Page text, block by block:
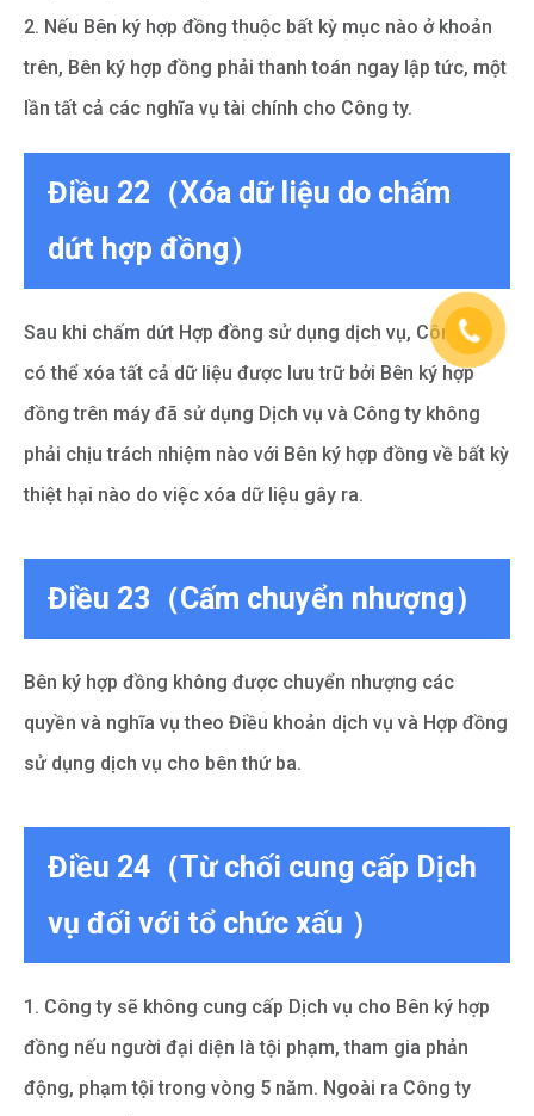
2. Nếu Bên ký hợp đồng thuộc bất kỳ mục nào ở khoản
trên, Bên ký hợp đồng phải thanh toán ngay lập tức, một
lần tất cả các nghĩa vụ tài chính cho Công ty.
Điều 22（Xóa dữ liệu do chấm
dứt hợp đồng）
Sau khi chấm dứt Hợp đồng sử dụng dịch vụ, Công ty
có thể xóa tất cả dữ liệu được lưu trữ bởi Bên ký hợp
đồng trên máy đã sử dụng Dịch vụ và Công ty không
phải chịu trách nhiệm nào với Bên ký hợp đồng về bất kỳ
thiệt hại nào do việc xóa dữ liệu gây ra.
Điều 23（Cấm chuyển nhượng）
Bên ký hợp đồng không được chuyển nhượng các
quyền và nghĩa vụ theo Điều khoản dịch vụ và Hợp đồng
sử dụng dịch vụ cho bên thứ ba.
Điều 24（Từ chối cung cấp Dịch
vụ đối với tổ chức xấu ）
1. Công ty sẽ không cung cấp Dịch vụ cho Bên ký hợp
đồng nếu người đại diện là tội phạm, tham gia phản
động, phạm tội trong vòng 5 năm. Ngoài ra Công ty